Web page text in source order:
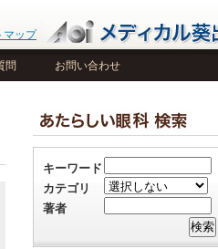
マップ
問 お問い合わせ
キーワード
カテゴリ
著者